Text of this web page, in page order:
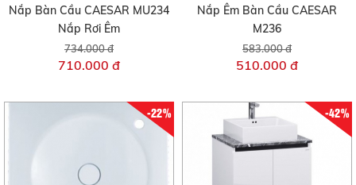
Nắp Bàn Cầu CAESAR MU234
Nắp Rơi Êm
734.000 đ
710.000 đ
Nắp Êm Bàn Cầu CAESAR
M236
583.000 đ
510.000 đ
-22% -42%